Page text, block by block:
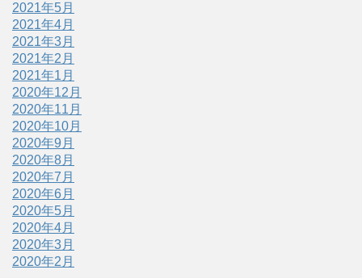
2021年5月
2021年4月
2021年3月
2021年2月
2021年1月
2020年12月
2020年11月
2020年10月
2020年9月
2020年8月
2020年7月
2020年6月
2020年5月
2020年4月
2020年3月
2020年2月